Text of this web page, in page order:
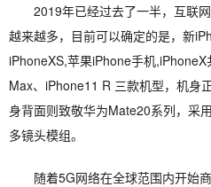
2019年已经过去了一半，互联网
越来越多，目前可以确定的是，新
iPhoneXS,苹果iPhone手机
Max、iPhone11 R 三款机型，机身
身背面则致敬华为Mate20系列，采
多镜头模组。
随着5G网络在全球范围内开始商